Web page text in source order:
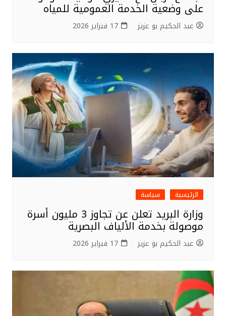
على وضعية الخدمة العمومية للمياه
عبد الحكيم بو عزيز 17 فبراير 2026
الرئيسية سياسة
وزارة البريد تعلن عن تجاوز 3 مليون أسرة
موصولة بخدمة الألياف البصرية
عبد الحكيم بو عزيز 17 فبراير 2026